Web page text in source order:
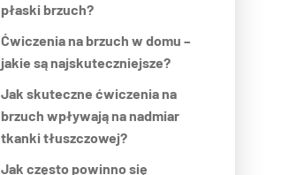
płaski brzuch?
Ćwiczenia na brzuch w domu –
jakie są najskuteczniejsze?
Jak skuteczne ćwiczenia na
brzuch wpływają na nadmiar
tkanki tłuszczowej?
Jak często powinno się